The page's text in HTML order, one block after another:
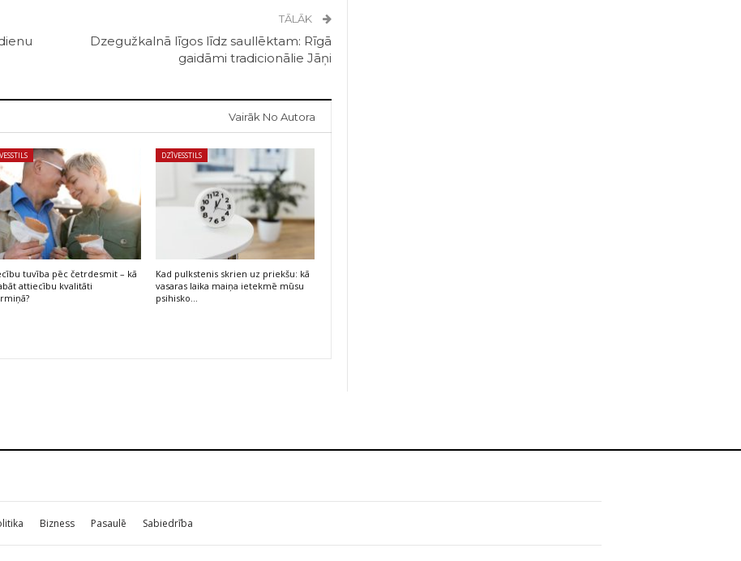
TĀLĀK
Dzegužkalnā līgos līdz saullēktam: Rīgā
gaidāmi tradicionālie Jāņi
Vairāk No Autora
tuvība pēc četrdesmit – kā
attiecību kvalitāti
DZĪVESSTILS
Kad pulkstenis skrien uz priekšu: kā
vasaras laika maiņa ietekmē mūsu
psihisko…
Bizness Pasaulē Sabiedrība